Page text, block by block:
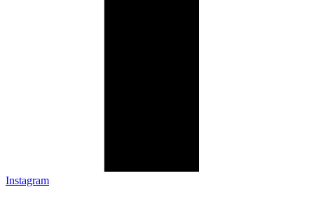
Instagram